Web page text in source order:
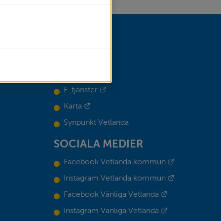
GENVÄGAR
E-tjänster
Länk till annan webbplats.
Karta
Länk till annan webbplats.
Synpunkt Vetlanda
SOCIALA MEDIER
Facebook Vetlanda kommun
Länk till
Instagram Vetlanda kommun
Länk till
Facebook Vänliga Vetlanda
Länk till annan
Instagram Vänliga Vetlanda
Länk till annan